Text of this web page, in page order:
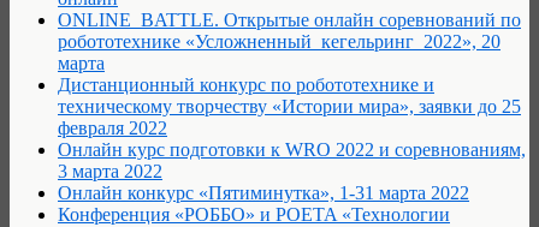
ONLINE_BATTLE. Открытые онлайн соревнований по
робототехнике «Усложненный_кегельринг_2022», 20
марта
Дистанционный конкурс по робототехнике и
техническому творчеству «Истории мира», заявки до 25
февраля 2022
Онлайн курс подготовки к WRO 2022 и соревнованиям,
3 марта 2022
Онлайн конкурс «Пятиминутка», 1-31 марта 2022
Конференция «РОББО» и POETA «Технологии